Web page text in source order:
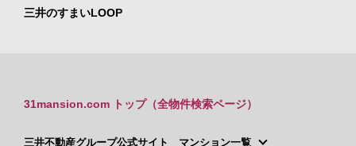
三井のすまいLOOP
31mansion.com トップ（全物件検索ページ）
三井不動産グループ公式サイト マンション一覧